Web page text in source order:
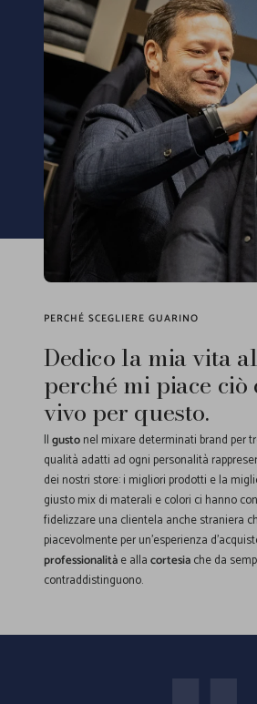
PERCHÉ SCEGLIERE GUARINO
Dedico la mia vita
perché mi piace ciò
vivo per questo.
Ilgustonel mixare determinati brand per
qualità adatti ad ogni personalità
dei nostri store: i migliori prodotti e la
giusto mix di materali e colori ci hanno
fidelizzare una clientela anche straniera
piacevolmente per un'esperienza
professionalitàe allacortesiache da
contraddistinguono.